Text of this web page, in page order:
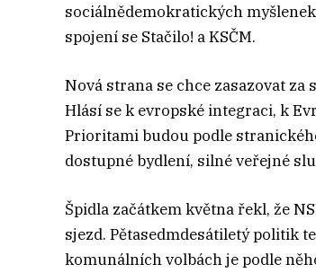
sociálnědemokratických
spojení se Stačilo! a KSČM.
Nová strana se chce zasazovat
Hlásí se k evropské integraci, k
Prioritami budou podle
dostupné bydlení, silné veřejné
Špidla začátkem května řekl, že
sjezd. Pětasedmdesátiletý politik
komunálních volbách je podle